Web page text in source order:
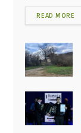
READ MORE